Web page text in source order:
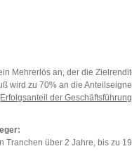
Mehrerlös an, der die
wird zu 70% an die
Erfolgsanteil der Geschäftsführung
Tranchen über 2 Jahre, bis zu